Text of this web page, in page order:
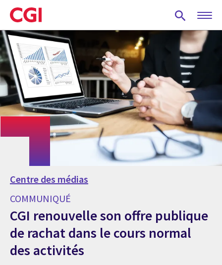
Skip
to
main
content
Centre des médias
COMMUNIQUÉ
CGI renouvelle son offre publique
de rachat dans le cours normal
des activités